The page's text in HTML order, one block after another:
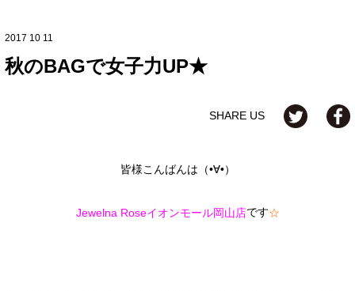
2017 10 11
秋のBAGで女子力UP★
SHARE US
皆様こんばんは（•∀•）
Jewelna Roseイオンモール岡山店です☆